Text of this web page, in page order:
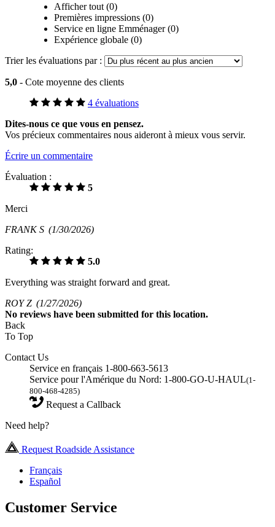
Afficher tout (0)
Premières impressions (0)
Service en ligne Emménager (0)
Expérience globale (0)
Trier les évaluations par :
5,0 - Cote moyenne des clients
4 évaluations
Dites-nous ce que vous en pensez.
Vos précieux commentaires nous aideront à mieux vous servir.
Écrire un commentaire
Évaluation :
5
Merci
FRANK S (1/30/2026)
Rating:
5.0
Everything was straight forward and great.
ROY Z (1/27/2026)
No reviews have been submitted for this location.
Back
To Top
Contact Us
Service en français 1-800-663-5613
Service pour l'Amérique du Nord: 1-800-GO-U-HAUL(1-
800-468-4285)
Request a Callback
Need help?
Request Roadside Assistance
Français
Español
Customer Service